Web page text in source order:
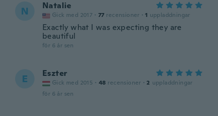
N Natalie
Gick med 2017 · 77 recensioner · 1 uppladdningar
Exactly what I was expecting they are
beautiful
för 6 år sen
E Eszter
Gick med 2015 · 48 recensioner · 2 uppladdningar
för 6 år sen